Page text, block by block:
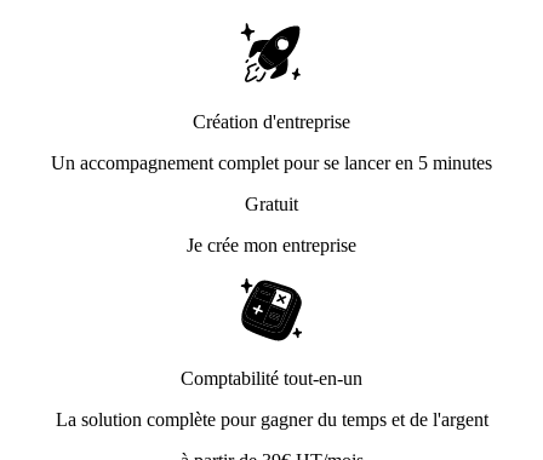
Création d'entreprise
Un accompagnement complet pour se lancer en 5 minutes
Gratuit
Je crée mon entreprise
Comptabilité tout-en-un
La solution complète pour gagner du temps et de l'argent